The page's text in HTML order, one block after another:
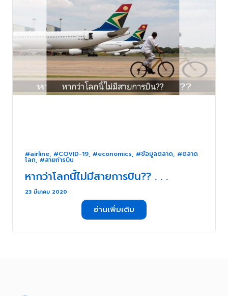
#airline, #COVID-19, #economics, #ข้อมูลตลาด, #ตลาด
โลก, #สายก่ารบิน
หากว่าโลกนี้ไม่มีสายการบิน?? . . .
23 มีนาคม 2020
อ่านเพิ่มเติม